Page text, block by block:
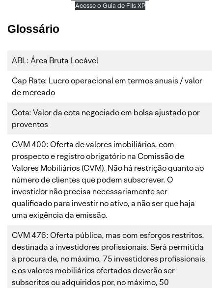
Acesse o Guia de FIIs XP
Glossário
ABL: Área Bruta Locável
Cap Rate: Lucro operacional em termos anuais / valor
de mercado
Cota: Valor da cota negociado em bolsa ajustado por
proventos
CVM 400: Oferta de valores imobiliários, com
prospecto e registro obrigatório na Comissão de
Valores Mobiliários (CVM). Não há restrição quanto ao
número de clientes que podem subscrever. O
investidor não precisa necessariamente ser
qualificado para investir no ativo, a não ser que haja
uma exigência da emissão.
CVM 476: Oferta pública, mas com esforços restritos,
destinada a investidores profissionais. Será permitida
a procura de, no máximo, 75 investidores profissionais
e os valores mobiliários ofertados deverão ser
subscritos ou adquiridos por, no máximo, 50